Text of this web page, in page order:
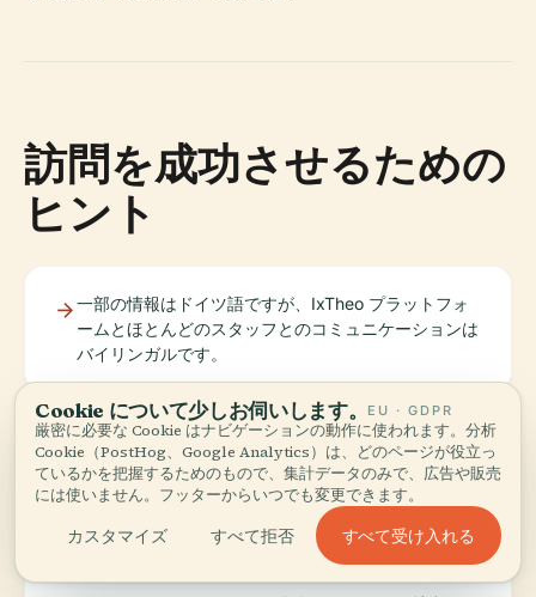
訪問を成功させるための
ヒント
一部の情報はドイツ語ですが、IxTheo プラットフォ
ームとほとんどのスタッフとのコミュニケーションは
バイリンガルです。
大きなバッグはロッカーに入れてください。
学習エリアでは静かにしてください。
Cookie について少しお伺いします。 EU · GDPR
厳密に必要な Cookie はナビゲーションの動作に使われます。分析
Cookie（PostHog、Google Analytics）は、どのページが役立っ
ているかを把握するためのもので、集計データのみで、広告や販売
には使いません。フッターからいつでも変更できます。
カスタマイズ すべて拒否 すべて受け入れる